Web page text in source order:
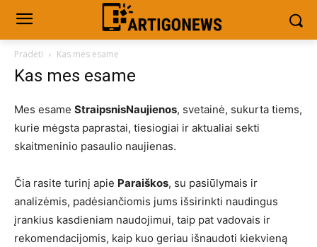
Pradėti Kas mes esame
Kas mes esame
Mes esame StraipsnisNaujienos, svetainė, sukurta tiems,
kurie mėgsta paprastai, tiesiogiai ir aktualiai sekti
skaitmeninio pasaulio naujienas.
Čia rasite turinį apie Paraiškos, su pasiūlymais ir
analizėmis, padėsiančiomis jums išsirinkti naudingus
įrankius kasdieniam naudojimui, taip pat vadovais ir
rekomendacijomis, kaip kuo geriau išnaudoti kiekvieną